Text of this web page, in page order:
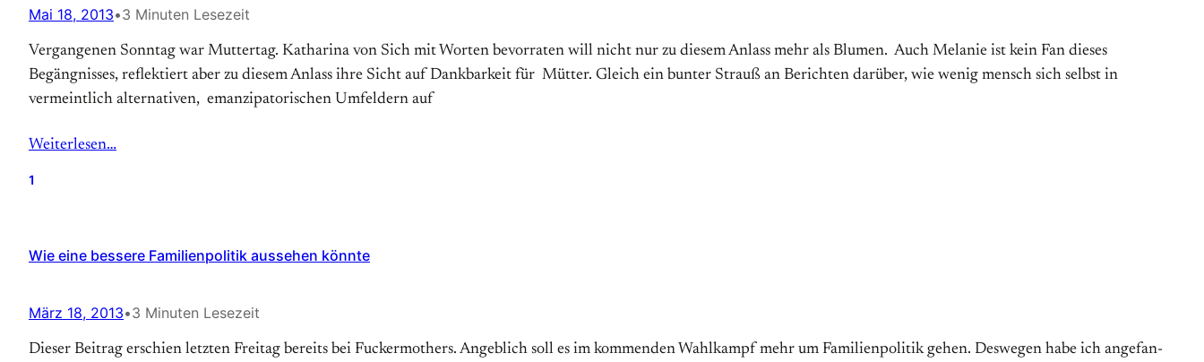
Mai 18, 2013•3 Minuten Lesezeit
Vergangenen Sonntag war Muttertag. Katharina von Sich mit Worten bevorraten will nicht nur zu diesem Anlass mehr als Blumen. Auch Melanie ist kein Fan dieses
Begängnisses, reflektiert aber zu diesem Anlass ihre Sicht auf Dankbarkeit für Mütter. Gleich ein bunter Strauß an Berichten darüber, wie wenig mensch sich selbst in
vermeintlich alternativen, emanzipatorischen Umfeldern auf
Weiterlesen…
1
Wie eine bessere Familienpolitik aussehen könnte
März 18, 2013•3 Minuten Lesezeit
Dieser Beitrag erschien letzten Freitag bereits bei Fuckermothers. Angeblich soll es im kom­men­den Wahl­kampf mehr um Familien­poli­tik gehen. Des­we­gen habe ich an­ge­fan­